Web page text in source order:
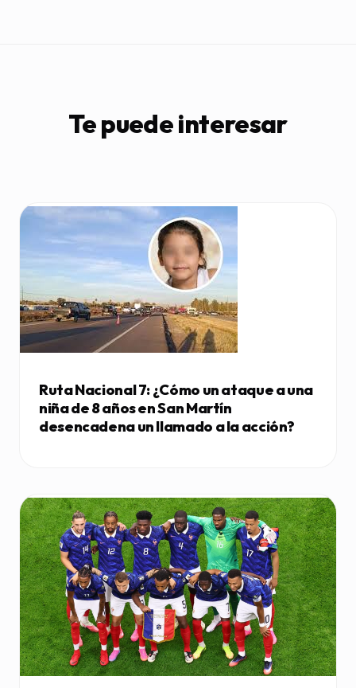
Te puede interesar
Ruta Nacional 7: ¿Cómo un ataque a una
niña de 8 años en San Martín
desencadena un llamado a la acción?